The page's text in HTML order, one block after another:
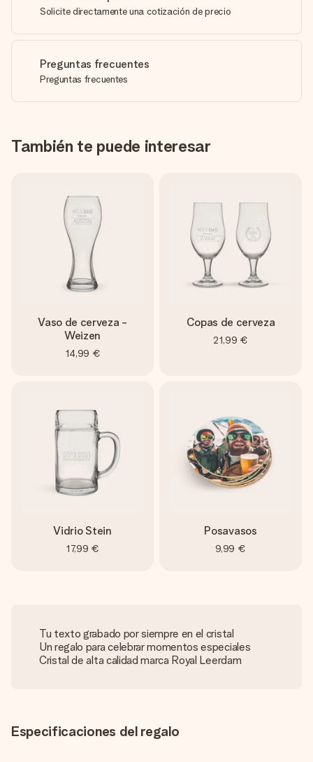
Solicite directamente una cotización de precio
Preguntas frecuentes
Preguntas frecuentes
También te puede interesar
Vaso de cerveza -
Weizen
14,99 €
Copas de cerveza
21,99 €
Vidrio Stein
17,99 €
Posavasos
9,99 €
Tu texto grabado por siempre en el cristal
Un regalo para celebrar momentos especiales
Cristal de alta calidad marca Royal Leerdam
Especificaciones del regalo